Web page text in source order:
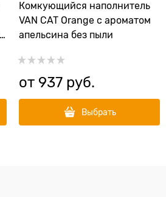
Комкующийся наполнитель
VAN CAT Orange с ароматом
апельсина без пыли
от 937 руб.
Выбрать